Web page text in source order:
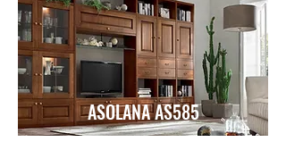
ASOLANA AS585